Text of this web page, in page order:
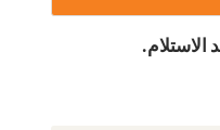
الاستلام.